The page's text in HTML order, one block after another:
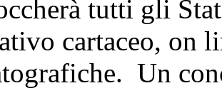
tutti gli
cartaceo, on
Un